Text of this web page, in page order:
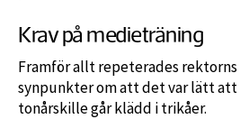
Krav på medieträning
Framför allt repeterades
synpunkter om att det var lätt
tonårskille går klädd i trikåer.